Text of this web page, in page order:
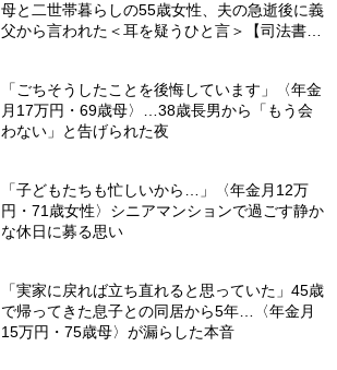
母と二世帯暮らしの55歳女性、夫の急逝後に義
父から言われた＜耳を疑うひと言＞【司法書士
「ごちそうしたことを後悔しています」〈年金
月17万円・69歳母〉…38歳長男から「もう会
わない」と告げられた夜
「子どもたちも忙しいから…」〈年金月12万
円・71歳女性〉シニアマンションで過ごす静か
な休日に募る思い
「実家に戻れば立ち直れると思っていた」45歳
で帰ってきた息子との同居から5年…〈年金月
15万円・75歳母〉が漏らした本音